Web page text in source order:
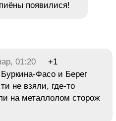
появилися!
01:20
+1
Фасо и Берег
не взяли, где-то
на металлолом сторож